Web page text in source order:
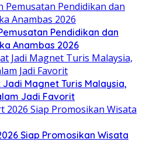
Pendidikan dan
Anambas 2026
Magnet Turis Malaysia,
Jadi Favorit
Siap Promosikan Wisata